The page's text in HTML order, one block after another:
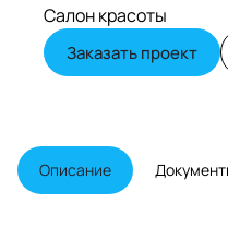
Салон красоты
Заказать проект
Описание